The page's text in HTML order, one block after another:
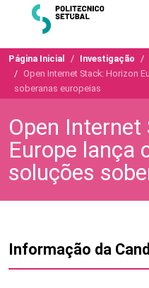
Página Inicial Investigação
Open Internet Stack: Horizon
soberanas europeias
Open
Europe lança
soluções
Informação da